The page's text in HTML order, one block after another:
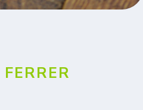
FERRER